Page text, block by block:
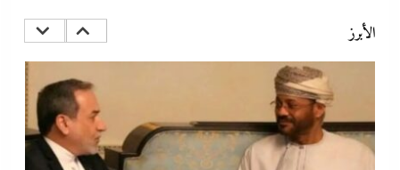
الأبرز17 ديسمبر، 2023